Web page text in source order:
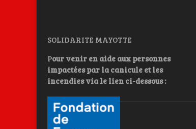
SOLIDARITE MAYOTTE
Pour venir en aide aux personnes
impactées par la canicule et les
incendies via le lien ci-dessous :